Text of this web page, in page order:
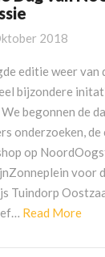
2018
editie weer van
bijzondere
begonnen de
onderzoeken, de
op
voor
Tuindorp
Read MoreRead